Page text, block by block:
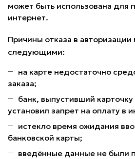
может быть использована для
интернет.
Причины отказа в авторизации
следующими:
на карте недостаточно
заказа;
банк, выпустивший карточку
установил запрет на оплату в
истекло время ожидания
банковской карты;
введённые данные не были